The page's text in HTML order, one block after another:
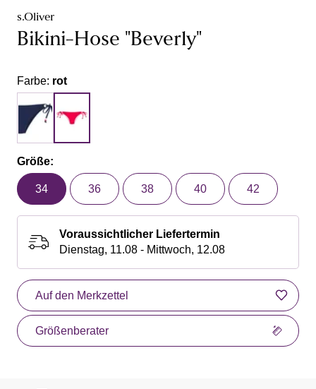
s.Oliver
Bikini-Hose "Beverly"
Farbe: rot
Größe:
34 36 38 40 42
Voraussichtlicher Liefertermin
Dienstag, 11.08 - Mittwoch, 12.08
Auf den Merkzettel
Größenberater